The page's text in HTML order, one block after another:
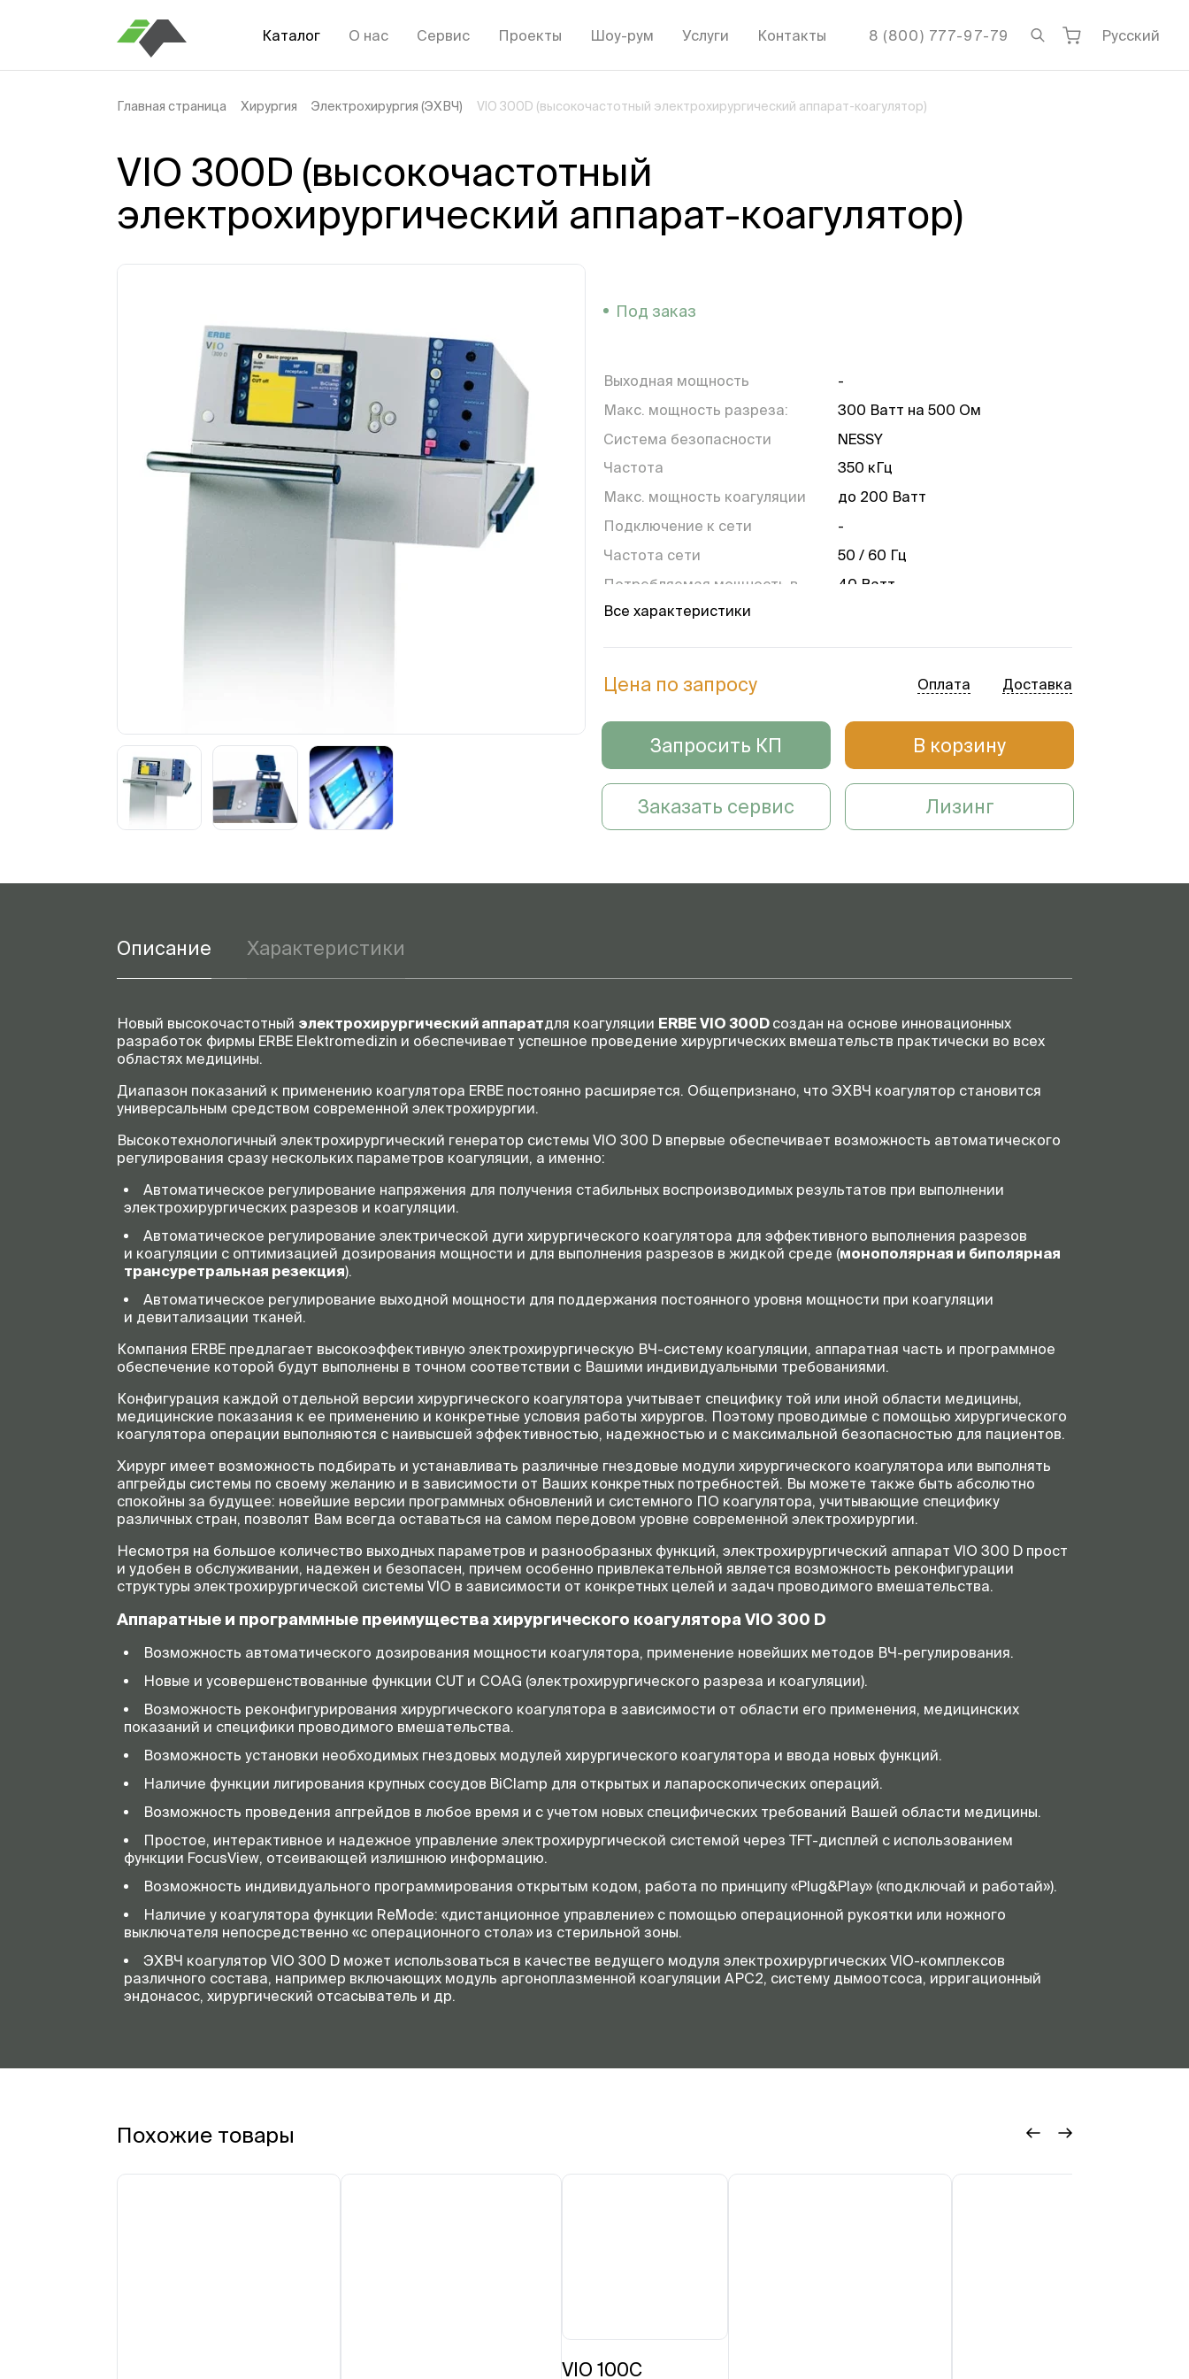
Каталог О нас Сервис Проекты Шоу-рум Услуги Контакты 8 (800) 777-97-79 Русский
Главная страница Хирургия Электрохирургия (ЭХВЧ) VIO 300D (высокочастотный электрохирургический аппарат-коагулятор)
VIO 300D (высокочастотный
электрохирургический аппарат-коагулятор)
Под заказ
Выходная мощность
-
Макс. мощность разреза:
300 Ватт на 500 Ом
Система безопасности
NESSY
Частота
350 кГц
Макс. мощность коагуляции
до 200 Ватт
Подключение к сети
-
Частота сети
50 / 60 Гц
Потребляемая мощность в
40 Ватт
макс. мощности ВЧ
Напряжение сети
100-120 / 220-240 V
потенциалов
Размеры и масса
ширина x высота x глубина
410 x 165 x 380 мм
Масса
-
34-58-01-01
Все характеристики
Цена по запросу Оплата Доставка
Запросить КП В корзину
Заказать сервис Лизинг
Описание Характеристики
Новый высокочастотный электрохирургический аппаратдля коагуляции ERBE VIO 300D создан на основе инновационных
разработок фирмы ERBE Elektromedizin и обеспечивает успешное проведение хирургических вмешательств практически во всех
областях медицины.
Диапазон показаний к применению коагулятора ERBE постоянно расширяется. Общепризнано, что ЭХВЧ коагулятор становится
универсальным средством современной электрохирургии.
Высокотехнологичный электрохирургический генератор системы VIO 300 D впервые обеспечивает возможность автоматического
регулирования сразу нескольких параметров коагуляции, а именно:
Автоматическое регулирование напряжения для получения стабильных воспроизводимых результатов при выполнении
электрохирургических разрезов и коагуляции.
Автоматическое регулирование электрической дуги хирургического коагулятора для эффективного выполнения разрезов
и коагуляции с оптимизацией дозирования мощности и для выполнения разрезов в жидкой среде (монополярная и биполярная
трансуретральная резекция).
Автоматическое регулирование выходной мощности для поддержания постоянного уровня мощности при коагуляции
и девитализации тканей.
Компания ERBE предлагает высокоэффективную электрохирургическую ВЧ-систему коагуляции, аппаратная часть и программное
обеспечение которой будут выполнены в точном соответствии с Вашими индивидуальными требованиями.
Конфигурация каждой отдельной версии хирургического коагулятора учитывает специфику той или иной области медицины,
медицинские показания к ее применению и конкретные условия работы хирургов. Поэтому проводимые с помощью хирургического
коагулятора операции выполняются с наивысшей эффективностью, надежностью и с максимальной безопасностью для пациентов.
Хирург имеет возможность подбирать и устанавливать различные гнездовые модули хирургического коагулятора или выполнять
апгрейды системы по своему желанию и в зависимости от Ваших конкретных потребностей. Вы можете также быть абсолютно
спокойны за будущее: новейшие версии программных обновлений и системного ПО коагулятора, учитывающие специфику
различных стран, позволят Вам всегда оставаться на самом передовом уровне современной электрохирургии.
Несмотря на большое количество выходных параметров и разнообразных функций, электрохирургический аппарат VIO 300 D прост
и удобен в обслуживании, надежен и безопасен, причем особенно привлекательной является возможность реконфигурации
структуры электрохирургической системы VIO в зависимости от конкретных целей и задач проводимого вмешательства.
Аппаратные и программные преимущества хирургического коагулятора VIO 300 D
Возможность автоматического дозирования мощности коагулятора, применение новейших методов ВЧ-регулирования.
Новые и усовершенствованные функции CUT и COAG (электрохирургического разреза и коагуляции).
Возможность реконфигурирования хирургического коагулятора в зависимости от области его применения, медицинских
показаний и специфики проводимого вмешательства.
Возможность установки необходимых гнездовых модулей хирургического коагулятора и ввода новых функций.
Наличие функции лигирования крупных сосудов BiClamp для открытых и лапароскопических операций.
Возможность проведения апгрейдов в любое время и с учетом новых специфических требований Вашей области медицины.
Простое, интерактивное и надежное управление электрохирургической системой через TFT-дисплей с использованием
функции FocusView, отсеивающей излишнюю информацию.
Возможность индивидуального программирования открытым кодом, работа по принципу «Plug&Play» («подключай и работай»).
Наличие у коагулятора функции RеMode: «дистанционное управление» с помощью операционной рукоятки или ножного
выключателя непосредственно «с операционного стола» из стерильной зоны.
ЭХВЧ коагулятор VIO 300 D может использоваться в качестве ведущего модуля электрохирургических VIO-комплексов
различного состава, например включающих модуль аргоноплазменной коагуляции АРС2, систему дымоотсоса, ирригационный
эндонасос, хирургический отсасыватель и др.
Похожие товары
VIO 100С